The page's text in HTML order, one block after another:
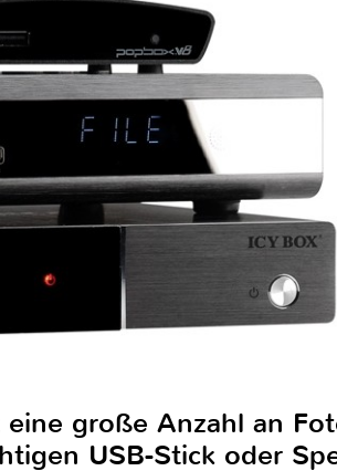
große Anzahl an
USB-Stick oder